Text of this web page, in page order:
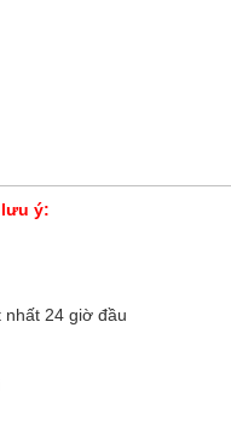
ý:
nhất 24 giờ đầu